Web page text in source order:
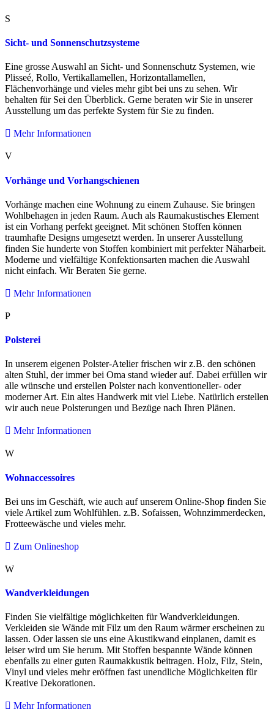
S
Sicht- und Sonnenschutzsysteme
Eine grosse Auswahl an Sicht- und Sonnenschutz Systemen, wie
Plisseé, Rollo, Vertikallamellen, Horizontallamellen,
Flächenvorhänge und vieles mehr gibt bei uns zu sehen. Wir
behalten für Sei den Überblick. Gerne beraten wir Sie in unserer
Ausstellung um das perfekte System für Sie zu finden.
Mehr Informationen
V
Vorhänge und Vorhangschienen
Vorhänge machen eine Wohnung zu einem Zuhause. Sie bringen
Wohlbehagen in jeden Raum. Auch als Raumakustisches Element
ist ein Vorhang perfekt geeignet. Mit schönen Stoffen können
traumhafte Designs umgesetzt werden. In unserer Ausstellung
finden Sie hunderte von Stoffen kombiniert mit perfekter Näharbeit.
Moderne und vielfältige Konfektionsarten machen die Auswahl
nicht einfach. Wir Beraten Sie gerne.
Mehr Informationen
P
Polsterei
In unserem eigenen Polster-Atelier frischen wir z.B. den schönen
alten Stuhl, der immer bei Oma stand wieder auf. Dabei erfüllen wir
alle wünsche und erstellen Polster nach konventioneller- oder
moderner Art. Ein altes Handwerk mit viel Liebe. Natürlich erstellen
wir auch neue Polsterungen und Bezüge nach Ihren Plänen.
Mehr Informationen
W
Wohnaccessoires
Bei uns im Geschäft, wie auch auf unserem Online-Shop finden Sie
viele Artikel zum Wohlfühlen. z.B. Sofaissen, Wohnzimmerdecken,
Frotteewäsche und vieles mehr.
Zum Onlineshop
W
Wandverkleidungen
Finden Sie vielfältige möglichkeiten für Wandverkleidungen.
Verkleiden sie Wände mit Filz um den Raum wärmer erscheinen zu
lassen. Oder lassen sie uns eine Akustikwand einplanen, damit es
leiser wird um Sie herum. Mit Stoffen bespannte Wände können
ebenfalls zu einer guten Raumakkustik beitragen. Holz, Filz, Stein,
Vinyl und vieles mehr eröffnen fast unendliche Möglichkeiten für
Kreative Dekorationen.
Mehr Informationen